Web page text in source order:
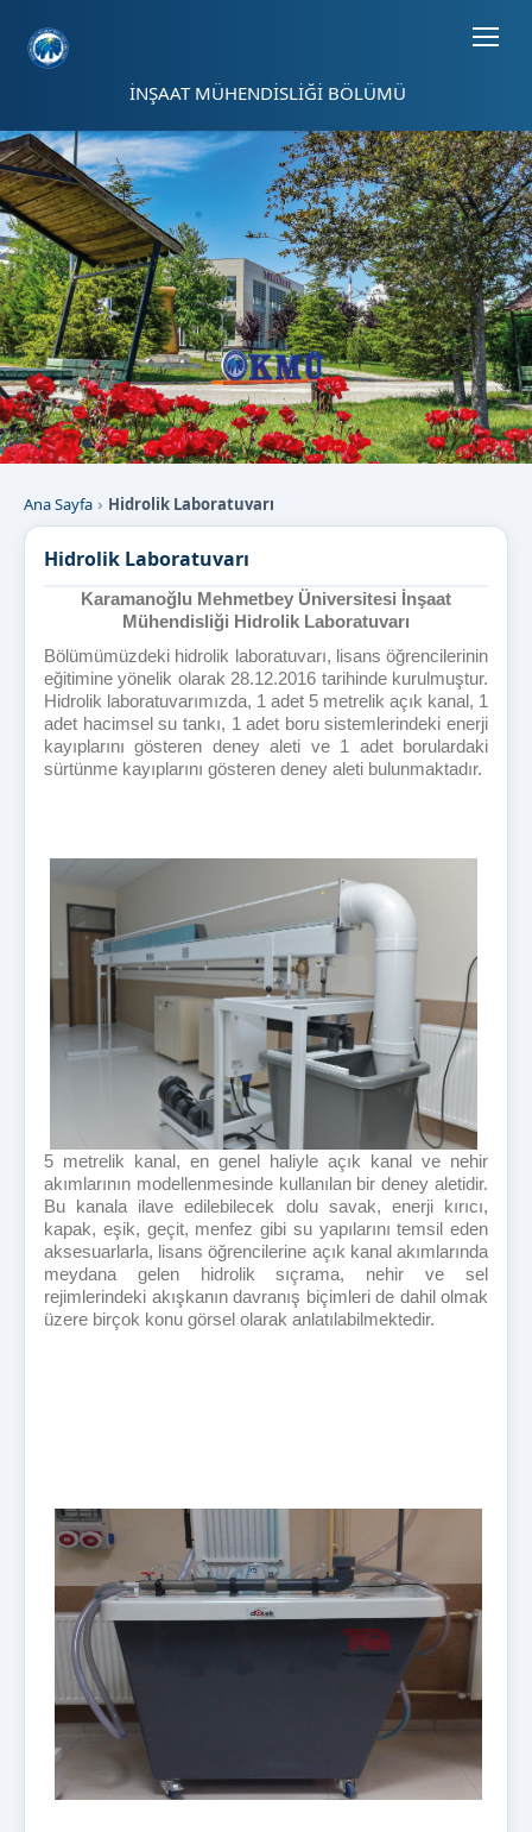
İNŞAAT MÜHENDİSLİĞİ BÖLÜMÜ
Ana Sayfa Hidrolik Laboratuvarı
Hidrolik Laboratuvarı
Karamanoğlu Mehmetbey Üniversitesi İnşaat
Mühendisliği Hidrolik Laboratuvarı
Bölümümüzdeki hidrolik laboratuvarı, lisans öğrencilerinin
eğitimine yönelik olarak 28.12.2016 tarihinde kurulmuştur.
Hidrolik laboratuvarımızda, 1 adet 5 metrelik açık kanal, 1
adet hacimsel su tankı, 1 adet boru sistemlerindeki enerji
kayıplarını gösteren deney aleti ve 1 adet borulardaki
sürtünme kayıplarını gösteren deney aleti bulunmaktadır.
5 metrelik kanal, en genel haliyle açık kanal ve nehir
akımlarının modellenmesinde kullanılan bir deney aletidir.
Bu kanala ilave edilebilecek dolu savak, enerji kırıcı,
kapak, eşik, geçit, menfez gibi su yapılarını temsil eden
aksesuarlarla, lisans öğrencilerine açık kanal akımlarında
meydana gelen hidrolik sıçrama, nehir ve sel
rejimlerindeki akışkanın davranış biçimleri de dahil olmak
üzere birçok konu görsel olarak anlatılabilmektedir.